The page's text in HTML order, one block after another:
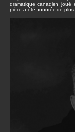
dramatique canadien joué
pièce a été honorée de plus